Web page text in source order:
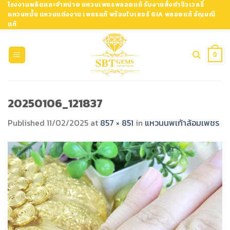
Skip
content
โรงงานผลิตและจำหน่าย แหวนเพชรพลอยแท้ รับงานสั่งทำจิวเวลรี่
แหวนหมั้น แหวนแต่งงาน เพชรแท้ พร้อมใบเซอร์ GIA พลอยแท้ อัญมณี
แท้
0
20250106_121837
Published 11/02/2025 at 857 × 851 in แหวนนพเก้าล้อมเพชร